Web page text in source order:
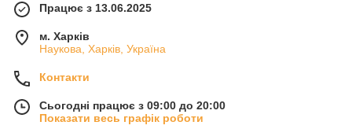
Працює з 13.06.2025
м. Харків
Наукова, Харків, Україна
Контакти
Сьогодні працює з 09:00 до 20:00
Показати весь графік роботи